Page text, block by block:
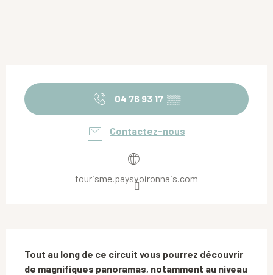
04 76 93 17 ▒▒
Contactez-nous
tourisme.paysvoironnais.com
Tout au long de ce circuit vous pourrez découvrir
de magnifiques panoramas, notamment au niveau